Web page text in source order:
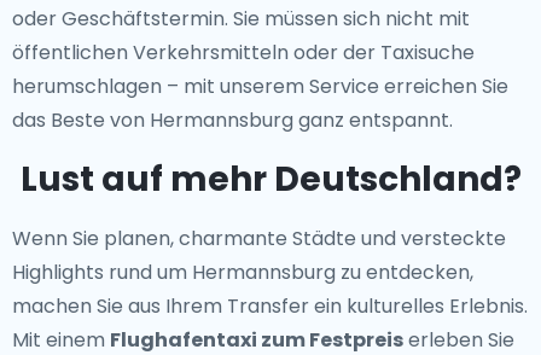
oder Geschäftstermin. Sie müssen sich nicht mit
öffentlichen Verkehrsmitteln oder der Taxisuche
herumschlagen – mit unserem Service erreichen Sie
das Beste von Hermannsburg ganz entspannt.
Lust auf mehr Deutschland?
Wenn Sie planen, charmante Städte und versteckte
Highlights rund um Hermannsburg zu entdecken,
machen Sie aus Ihrem Transfer ein kulturelles Erlebnis.
Mit einem Flughafentaxi zum Festpreiserleben Sie